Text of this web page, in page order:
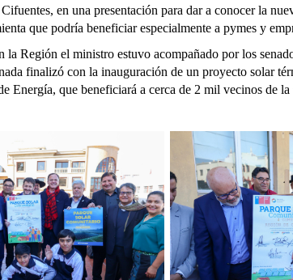
en una presentación para dar a conocer la
que podría beneficiar especialmente a pymes y
la Región el ministro estuvo acompañado por los
finalizó con la inauguración de un proyecto solar
Energía, que beneficiará a cerca de 2 mil vecinos de